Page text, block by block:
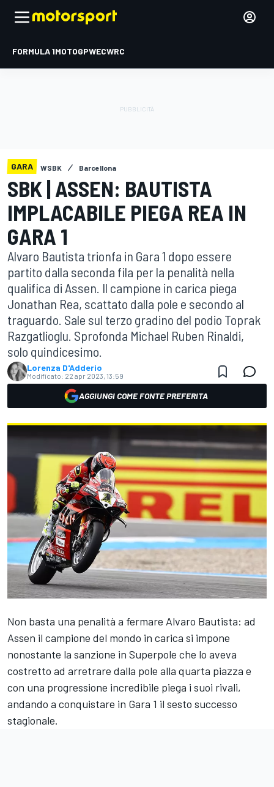
FORMULA 1MOTOGPWECWRC
GARA WSBK Barcellona
SBK | ASSEN: BAUTISTA
IMPLACABILE PIEGA REA IN
GARA 1
Alvaro Bautista trionfa in Gara 1 dopo essere
partito dalla seconda fila per la penalità nella
qualifica di Assen. Il campione in carica piega
Jonathan Rea, scattato dalla pole e secondo al
traguardo. Sale sul terzo gradino del podio Toprak
Razgatlioglu. Sprofonda Michael Ruben Rinaldi,
solo quindicesimo.
Lorenza D'Adderio
Modificato: 22 apr 2023, 13:59
AGGIUNGI COME FONTE PREFERITA
Non basta una penalità a fermare Alvaro Bautista: ad
Assen il campione del mondo in carica si impone
nonostante la sanzione in Superpole che lo aveva
costretto ad arretrare dalla pole alla quarta piazza e
con una progressione incredibile piega i suoi rivali,
andando a conquistare in Gara 1 il sesto successo
stagionale.